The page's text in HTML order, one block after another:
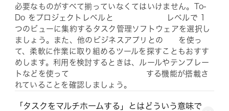
必要なものがすべて揃っていなくてはいけません。To-
Do をプロジェクトレベルと
レベルで 1
つのビューに集約するタスク管理ソフトウェアを選択し
ましょう。また、他のビジネスアプリとの
を使っ
て、柔軟に作業に取り組めるツールを探すこともおすす
めします。利用を検討するときは、ルールやテンプレー
トなどを使って
する機能が搭載さ
れていることを確認しましょう。
「タスクをマルチホームする」とはどういう意味で